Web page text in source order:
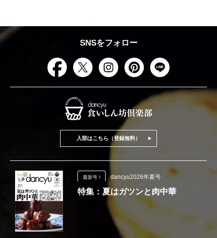
SNSをフォロー
入部はこちら（登録無料）
最新号！ dancyu2026年夏号
特集：夏はガツンと肉中華